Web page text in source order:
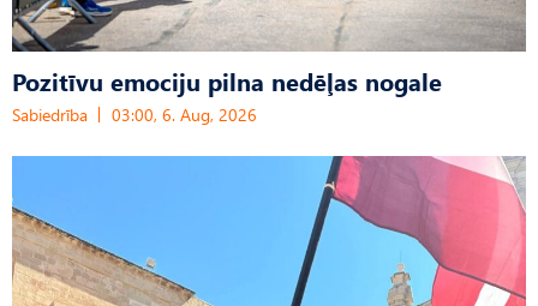
Pozitīvu emociju pilna nedēļas nogale
Sabiedrība 03:00, 6. Aug, 2026